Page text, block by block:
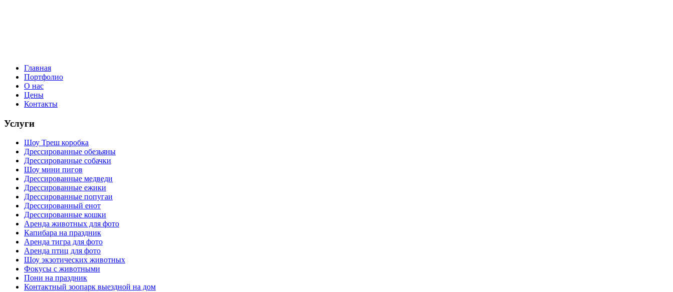
Главная
Портфолио
О нас
Цены
Контакты
Услуги
Шоу Треш коробка
Дрессированные обезьяны
Дрессированные собачки
Шоу мини пигов
Дрессированные медведи
Дрессированные ежики
Дрессированные попугаи
Дрессированный енот
Дрессированные кошки
Аренда животных для фото
Капибара на праздник
Аренда тигра для фото
Аренда птиц для фото
Шоу экзотических животных
Фокусы с животными
Пони на праздник
Контактный зоопарк выездной на дом